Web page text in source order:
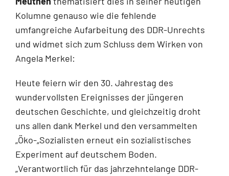
Kolumne genauso wie die fehlende
umfangreiche Aufarbeitung des DDR-Unrechts
und widmet sich zum Schluss dem Wirken von
Angela Merkel:
Heute feiern wir den 30. Jahrestag des
wundervollsten Ereignisses der jüngeren
deutschen Geschichte, und gleichzeitig droht
uns allen dank Merkel und den versammelten
„Öko-„Sozialisten erneut ein sozialistisches
Experiment auf deutschem Boden.
„Verantwortlich für das jahrzehntelange DDR-